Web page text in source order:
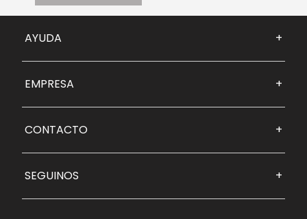
AYUDA +
EMPRESA +
CONTACTO +
SEGUINOS +